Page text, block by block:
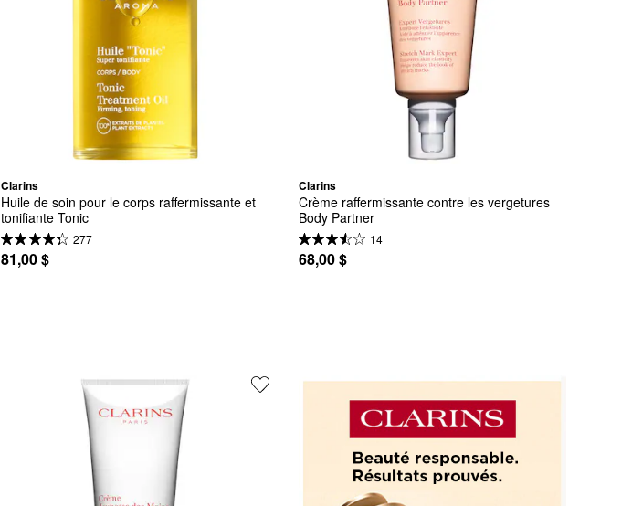
Clarins
Huile de soin pour le corps raffermissante et
tonifiante Tonic
277
81,00 $
Clarins
Crème raffermissante contre les vergetures
Body Partner
14
68,00 $